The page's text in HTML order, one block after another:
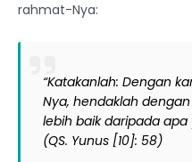
rahmat-Nya:
“Katakanlah: Dengan
Nya, hendaklah
lebih baik daripada
(QS. Yunus [10]: 58)